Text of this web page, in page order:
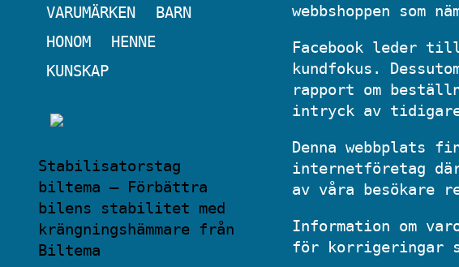
webbshoppen som
Facebook leder
kundfokus.
rapport om
intryck av tidigare
Denna webbplats
internetföretag
av våra besökare
Information om
för korrigeringar
VARUMÄRKEN
BARN
HONOM
HENNE
KUNSKAP
Stabilisatorstag
biltema – Förbättra
bilens stabilitet med
krängningshämmare från
Biltema